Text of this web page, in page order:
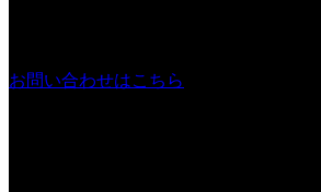
お問い合わせはこちら